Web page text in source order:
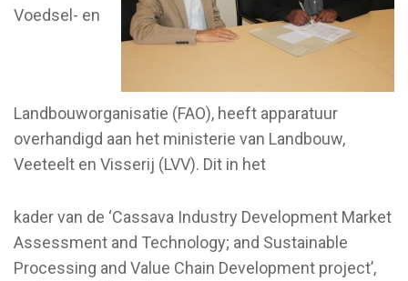
Voedsel- en
Landbouworganisatie (FAO), heeft apparatuur
overhandigd aan het ministerie van Landbouw,
Veeteelt en Visserij (LVV). Dit in het
kader van de ‘Cassava Industry Development Market
Assessment and Technology; and Sustainable
Processing and Value Chain Development project’,